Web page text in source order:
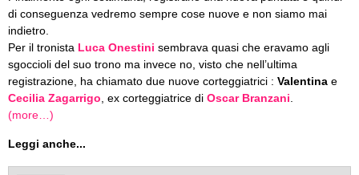
di conseguenza vedremo sempre cose nuove e non siamo mai
indietro.
Per il tronista Luca Onestini sembrava quasi che eravamo agli
sgoccioli del suo trono ma invece no, visto che nell’ultima
registrazione, ha chiamato due nuove corteggiatrici : Valentina e
Cecilia Zagarrigo , ex corteggiatrice di Oscar Branzani
(more…)
Leggi anche...